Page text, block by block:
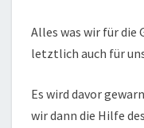
Alles was wir für
letztlich auch für
Es wird davor
wir dann die Hilfe